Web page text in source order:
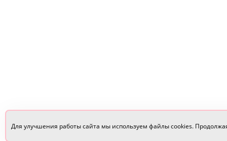
Для улучшения работы сайта мы используем файлы cookies.